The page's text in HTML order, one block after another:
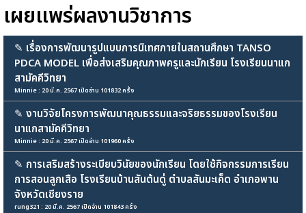
เผยแพร่ผลงานวิชาการ
✎ เรื่องการพัฒนารูปแบบการนิเทศภายในสถานศึกษา TANSO
PDCA MODEL เพื่อส่งเสริมคุณภาพครูและนักเรียน โรงเรียนนาแก
สามัคคีวิทยา
Minnie : 20 มี.ค. 2567 เปิดอ่าน 101832 ครั้ง
✎ งานวิจัยโครงการพัฒนาคุณธรรมและจริยธรรมของโรงเรียน
นาแกสามัคคีวิทยา
Minnie : 20 มี.ค. 2567 เปิดอ่าน 101960 ครั้ง
✎ การเสริมสร้างระเบียบวินัยของนักเรียน โดยใช้กิจกรรมการเรียน
การสอนลูกเสือ โรงเรียนบ้านสันต้นดู่ ตำบลสันมะเค็ด อำเภอพาน
จังหวัดเชียงราย
rung321 : 20 มี.ค. 2567 เปิดอ่าน 101843 ครั้ง